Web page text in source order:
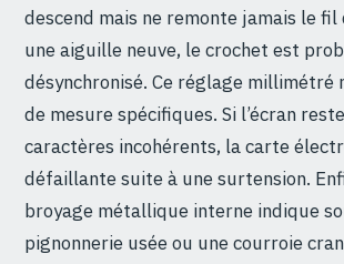
descend mais ne remonte jamais le
une aiguille neuve, le crochet est
désynchronisé. Ce réglage millimétré
de mesure spécifiques. Si l’écran
caractères incohérents, la carte
défaillante suite à une surtension.
broyage métallique interne indique
pignonnerie usée ou une courroie